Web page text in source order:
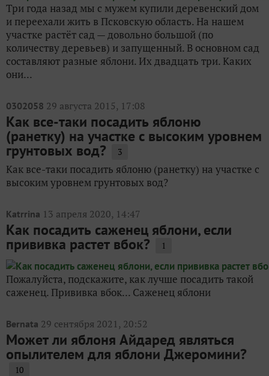
Три года назад мы с мужем купили деревенский дом
и переехали жить в Псковскую область. На нашем
участке растёт сад — довольно большой (по
количеству деревьев) и запущенный. В основном сад
составляют разные яблони. Их двадцать три. Каких
они...
0302058 29 августа 2015, 17:08
Как все-таки посадить яблоню
(ранетку) на участке с высоким уровнем
грунтовых вод? 3
Как все-таки посадить яблоню (ранетку) на участке с
высоким уровнем грунтовых вод?
Katrrina 13 апреля 2020, 14:47
Как посадить саженец яблони, если
прививка растет вбок? 1
Пожалуйста, подскажите, как лучше посадить такой
саженец. Прививка вбок... Саженец яблони
Bernata 29 сентября 2021, 20:52
Может ли яблоня Айдаред являться
опылителем для яблони Джеромини?
10